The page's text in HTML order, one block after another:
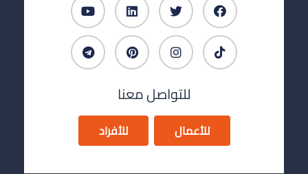
للتواصل معنا
للأعمال للأفراد